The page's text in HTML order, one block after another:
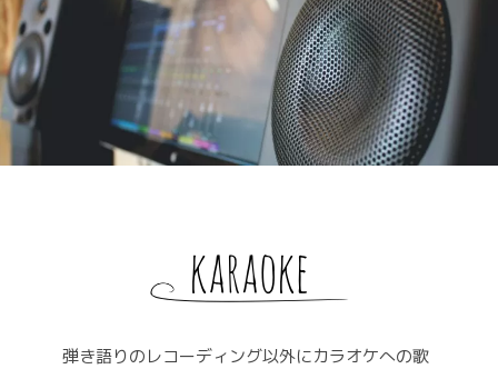
弾き語りのレコーディング以外にカラオケへの歌